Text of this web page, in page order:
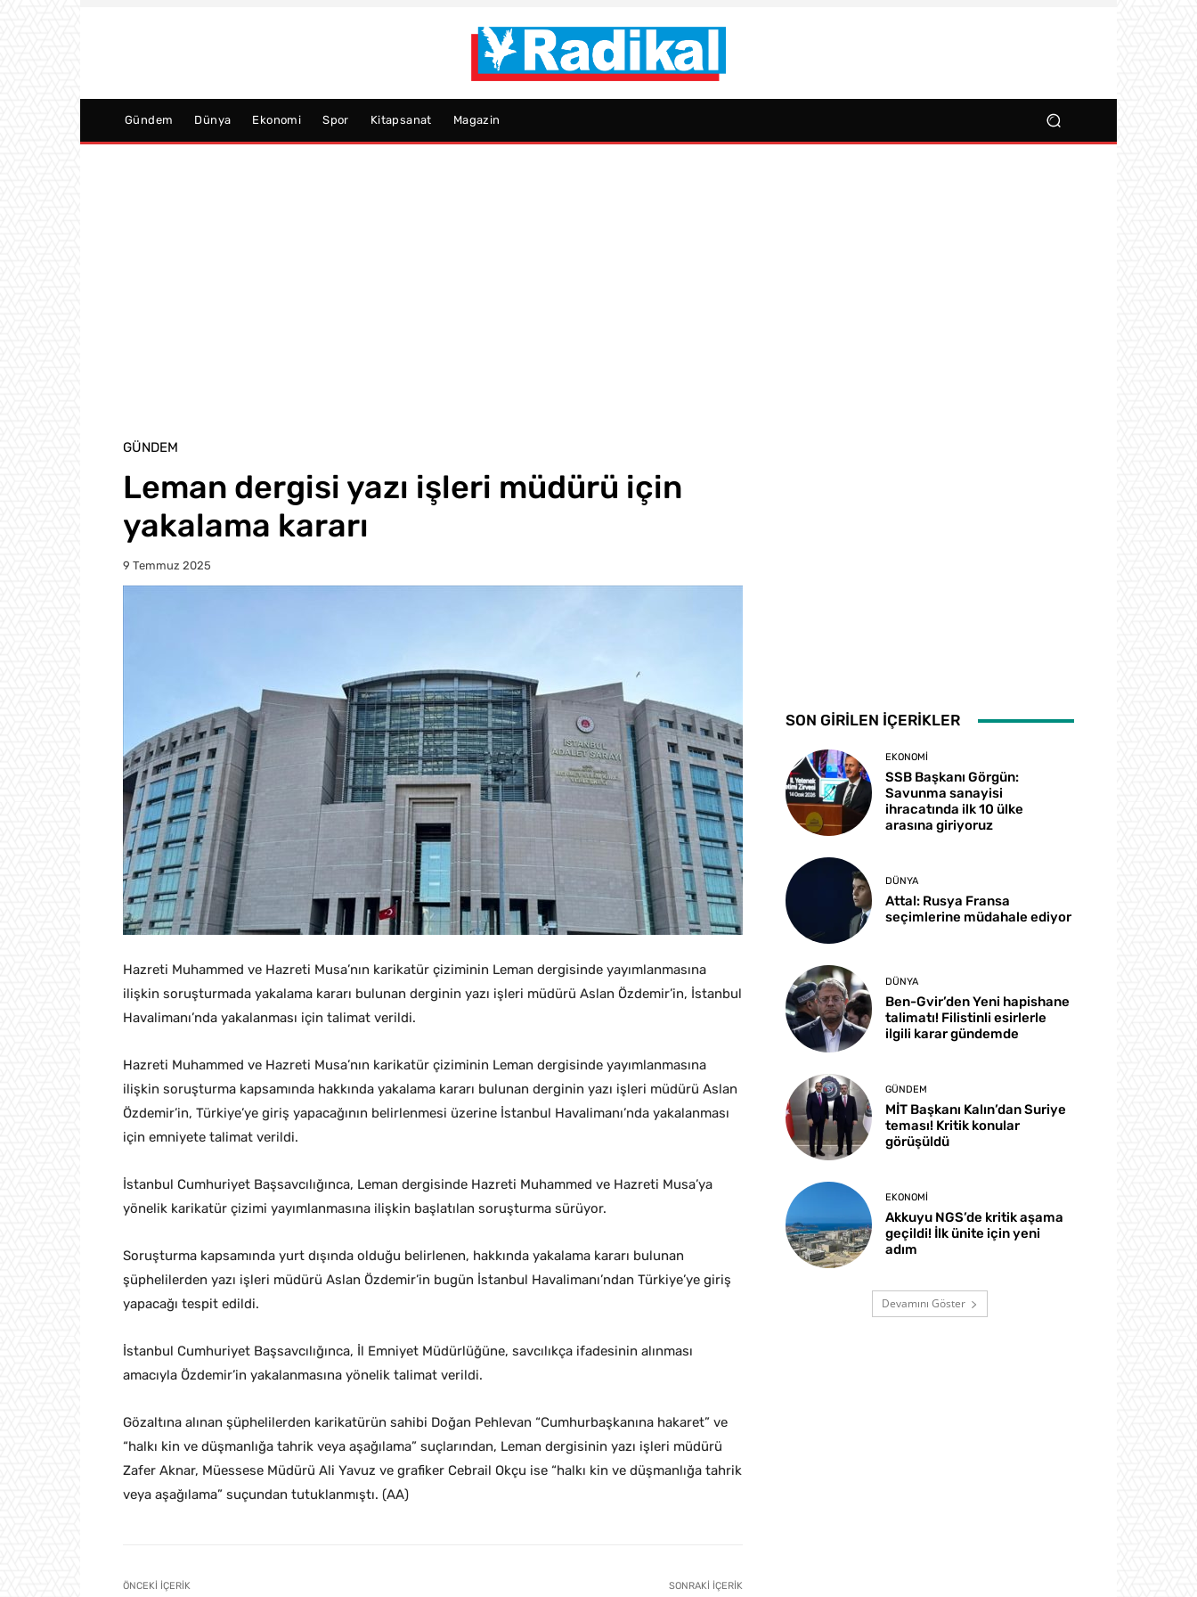
Gündem Dünya Ekonomi Spor Kitapsanat Magazin
GÜNDEM
Leman dergisi yazı işleri müdürü için
yakalama kararı
9 Temmuz 2025
Hazreti Muhammed ve Hazreti Musa’nın karikatür çiziminin Leman dergisinde yayımlanmasına
ilişkin soruşturmada yakalama kararı bulunan derginin yazı işleri müdürü Aslan Özdemir’in, İstanbul
Havalimanı’nda yakalanması için talimat verildi.
Hazreti Muhammed ve Hazreti Musa’nın karikatür çiziminin Leman dergisinde yayımlanmasına
ilişkin soruşturma kapsamında hakkında yakalama kararı bulunan derginin yazı işleri müdürü Aslan
Özdemir’in, Türkiye’ye giriş yapacağının belirlenmesi üzerine İstanbul Havalimanı’nda yakalanması
için emniyete talimat verildi.
İstanbul Cumhuriyet Başsavcılığınca, Leman dergisinde Hazreti Muhammed ve Hazreti Musa’ya
yönelik karikatür çizimi yayımlanmasına ilişkin başlatılan soruşturma sürüyor.
Soruşturma kapsamında yurt dışında olduğu belirlenen, hakkında yakalama kararı bulunan
şüphelilerden yazı işleri müdürü Aslan Özdemir’in bugün İstanbul Havalimanı’ndan Türkiye’ye giriş
yapacağı tespit edildi.
İstanbul Cumhuriyet Başsavcılığınca, İl Emniyet Müdürlüğüne, savcılıkça ifadesinin alınması
amacıyla Özdemir’in yakalanmasına yönelik talimat verildi.
Gözaltına alınan şüphelilerden karikatürün sahibi Doğan Pehlevan “Cumhurbaşkanına hakaret” ve
“halkı kin ve düşmanlığa tahrik veya aşağılama” suçlarından, Leman dergisinin yazı işleri müdürü
Zafer Aknar, Müessese Müdürü Ali Yavuz ve grafiker Cebrail Okçu ise “halkı kin ve düşmanlığa tahrik
veya aşağılama” suçundan tutuklanmıştı. (AA)
ÖNCEKI İÇERIK SONRAKI İÇERIK
SON GİRİLEN İÇERİKLER
EKONOMI
SSB Başkanı Görgün:
Savunma sanayisi
ihracatında ilk 10 ülke
arasına giriyoruz
DÜNYA
Attal: Rusya Fransa
seçimlerine müdahale ediyor
DÜNYA
Ben-Gvir’den Yeni hapishane
talimatı! Filistinli esirlerle
ilgili karar gündemde
GÜNDEM
MİT Başkanı Kalın’dan Suriye
teması! Kritik konular
görüşüldü
EKONOMI
Akkuyu NGS’de kritik aşama
geçildi! İlk ünite için yeni
adım
Devamını Göster